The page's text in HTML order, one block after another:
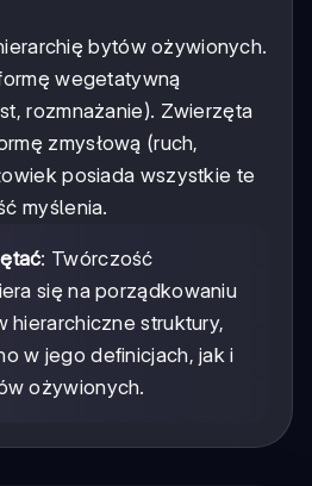
bytów ożywionych.
wegetatywną
rozmnażanie). Zwierzęta
zmysłową (ruch,
posiada wszystkie te
myślenia.
: Twórczość
się na porządkowaniu
hierarchiczne struktury,
w jego definicjach, jak i
ożywionych.